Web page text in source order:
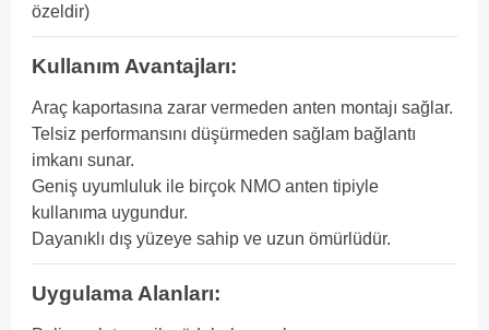
özeldir)
Kullanım Avantajları:
Araç kaportasına zarar vermeden anten montajı sağlar.
Telsiz performansını düşürmeden sağlam bağlantı
imkanı sunar.
Geniş uyumluluk ile birçok NMO anten tipiyle
kullanıma uygundur.
Dayanıklı dış yüzeye sahip ve uzun ömürlüdür.
Uygulama Alanları: